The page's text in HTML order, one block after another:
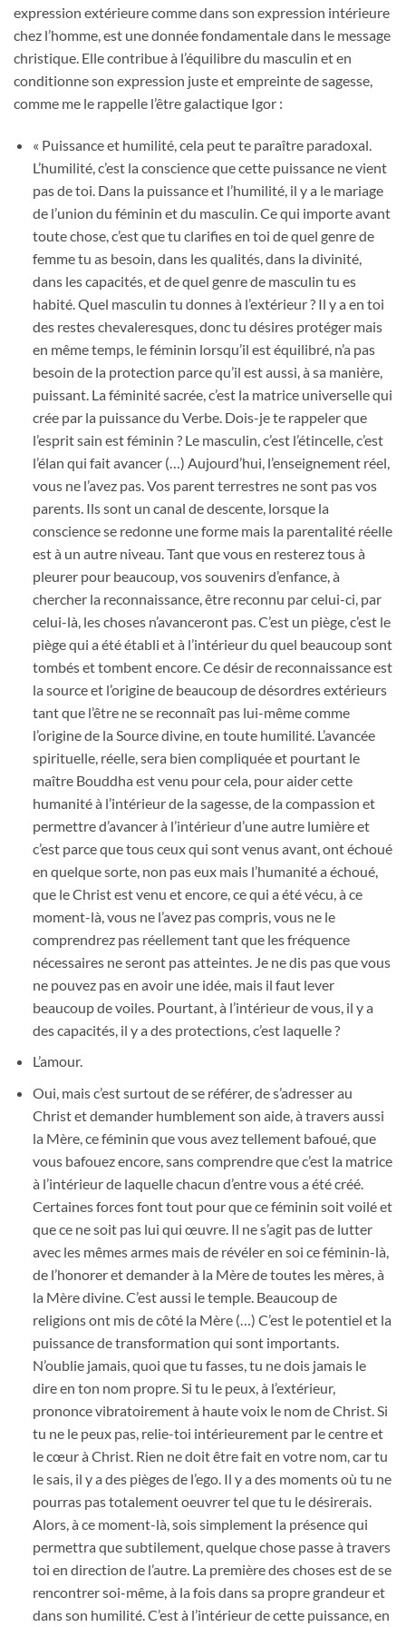
expression extérieure comme dans son expression intérieure
chez l’homme, est une donnée fondamentale dans le message
christique. Elle contribue à l’équilibre du masculin et en
conditionne son expression juste et empreinte de sagesse,
comme me le rappelle l’être galactique Igor :
« Puissance et humilité, cela peut te paraître paradoxal.
L’humilité, c’est la conscience que cette puissance ne vient
pas de toi. Dans la puissance et l’humilité, il y a le mariage
de l’union du féminin et du masculin. Ce qui importe avant
toute chose, c’est que tu clarifies en toi de quel genre de
femme tu as besoin, dans les qualités, dans la divinité,
dans les capacités, et de quel genre de masculin tu es
habité. Quel masculin tu donnes à l’extérieur ? Il y a en toi
des restes chevaleresques, donc tu désires protéger mais
en même temps, le féminin lorsqu’il est équilibré, n’a pas
besoin de la protection parce qu’il est aussi, à sa manière,
puissant. La féminité sacrée, c’est la matrice universelle qui
crée par la puissance du Verbe. Dois-je te rappeler que
l’esprit sain est féminin ? Le masculin, c’est l’étincelle, c’est
l’élan qui fait avancer (…) Aujourd’hui, l’enseignement réel,
vous ne l’avez pas. Vos parent terrestres ne sont pas vos
parents. Ils sont un canal de descente, lorsque la
conscience se redonne une forme mais la parentalité réelle
est à un autre niveau. Tant que vous en resterez tous à
pleurer pour beaucoup, vos souvenirs d’enfance, à
chercher la reconnaissance, être reconnu par celui-ci, par
celui-là, les choses n’avanceront pas. C’est un piège, c’est le
piège qui a été établi et à l’intérieur du quel beaucoup sont
tombés et tombent encore. Ce désir de reconnaissance est
la source et l’origine de beaucoup de désordres extérieurs
tant que l’être ne se reconnaît pas lui-même comme
l’origine de la Source divine, en toute humilité. L’avancée
spirituelle, réelle, sera bien compliquée et pourtant le
maître Bouddha est venu pour cela, pour aider cette
humanité à l’intérieur de la sagesse, de la compassion et
permettre d’avancer à l’intérieur d’une autre lumière et
c’est parce que tous ceux qui sont venus avant, ont échoué
en quelque sorte, non pas eux mais l’humanité a échoué,
que le Christ est venu et encore, ce qui a été vécu, à ce
moment-là, vous ne l’avez pas compris, vous ne le
comprendrez pas réellement tant que les fréquence
nécessaires ne seront pas atteintes. Je ne dis pas que vous
ne pouvez pas en avoir une idée, mais il faut lever
beaucoup de voiles. Pourtant, à l’intérieur de vous, il y a
des capacités, il y a des protections, c’est laquelle ?
L’amour.
Oui, mais c’est surtout de se référer, de s’adresser au
Christ et demander humblement son aide, à travers aussi
la Mère, ce féminin que vous avez tellement bafoué, que
vous bafouez encore, sans comprendre que c’est la matrice
à l’intérieur de laquelle chacun d’entre vous a été créé.
Certaines forces font tout pour que ce féminin soit voilé et
que ce ne soit pas lui qui œuvre. Il ne s’agit pas de lutter
avec les mêmes armes mais de révéler en soi ce féminin-là,
de l’honorer et demander à la Mère de toutes les mères, à
la Mère divine. C’est aussi le temple. Beaucoup de
religions ont mis de côté la Mère (…) C’est le potentiel et la
puissance de transformation qui sont importants.
N’oublie jamais, quoi que tu fasses, tu ne dois jamais le
dire en ton nom propre. Si tu le peux, à l’extérieur,
prononce vibratoirement à haute voix le nom de Christ. Si
tu ne le peux pas, relie-toi intérieurement par le centre et
le cœur à Christ. Rien ne doit être fait en votre nom, car tu
le sais, il y a des pièges de l’ego. Il y a des moments où tu ne
pourras pas totalement oeuvrer tel que tu le désirerais.
Alors, à ce moment-là, sois simplement la présence qui
permettra que subtilement, quelque chose passe à travers
toi en direction de l’autre. La première des choses est de se
rencontrer soi-même, à la fois dans sa propre grandeur et
dans son humilité. C’est à l’intérieur de cette puissance, en